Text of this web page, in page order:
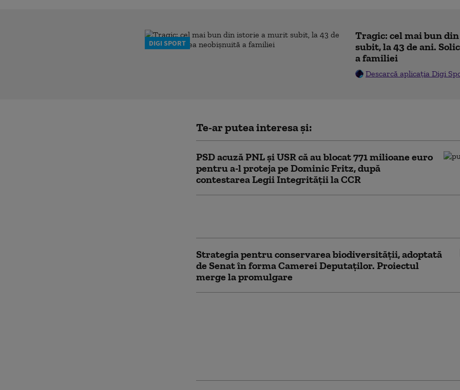
DIGI SPORT
Tragic: cel mai bun
subit, la 43 de ani.
a familiei
Descarcă aplicația Digi
Te-ar putea interesa și:
PSD acuză PNL şi USR că au blocat 771 milioane euro
pentru a-l proteja pe Dominic Fritz, după
contestarea Legii Integrității la CCR
Strategia pentru conservarea biodiversității, adoptată
de Senat în forma Camerei Deputaților. Proiectul
merge la promulgare